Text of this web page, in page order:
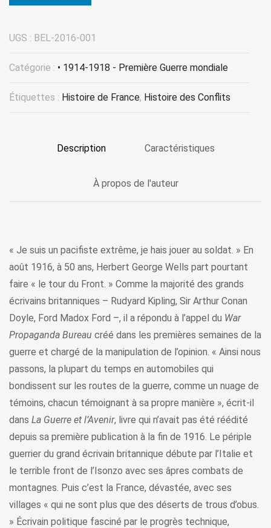
UGS : BEL-2016-001
Catégorie : • 1914-1918 - Première Guerre mondiale
Étiquettes : Histoire de France, Histoire des Conflits
Description Caractéristiques
À propos de l'auteur
« Je suis un pacifiste extrême, je hais jouer au soldat. » En
août 1916, à 50 ans, Herbert George Wells part pourtant
faire « le tour du Front. » Comme la majorité des grands
écrivains britanniques – Rudyard Kipling, Sir Arthur Conan
Doyle, Ford Madox Ford –, il a répondu à l’appel du War
Propaganda Bureau créé dans les premières semaines de la
guerre et chargé de la manipulation de l’opinion. « Ainsi nous
passons, la plupart du temps en automobiles qui
bondissent sur les routes de la guerre, comme un nuage de
témoins, chacun témoignant à sa propre manière », écrit-il
dans La Guerre et l’Avenir, livre qui n’avait pas été réédité
depuis sa première publication à la fin de 1916. Le périple
guerrier du grand écrivain britannique débute par l’Italie et
le terrible front de l’Isonzo avec ses âpres combats de
montagnes. Puis c’est la France, dévastée, avec ses
villages « qui ne sont plus que des déserts de trous d’obus.
» Écrivain politique fasciné par le progrès technique,